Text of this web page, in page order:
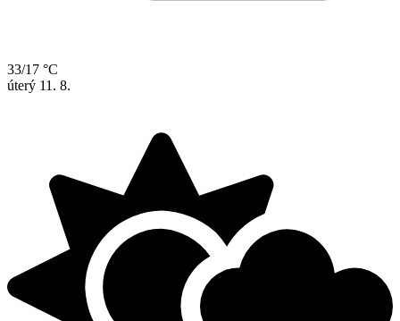
33/17 °C
úterý 11. 8.